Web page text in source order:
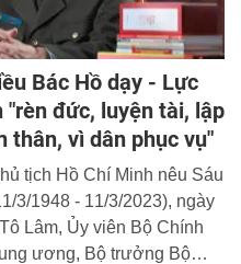
Bác Hồ dạy - Lực
"rèn đức, luyện tài, lập
thân, vì dân phục vụ"
tịch Hồ Chí Minh nêu Sáu
3/1948 - 11/3/2023), ngày
Lâm, Ủy viên Bộ Chính
ương, Bộ trưởng Bộ